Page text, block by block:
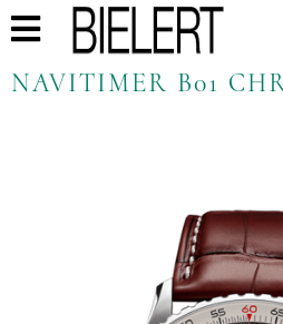
NAVITIMER B01